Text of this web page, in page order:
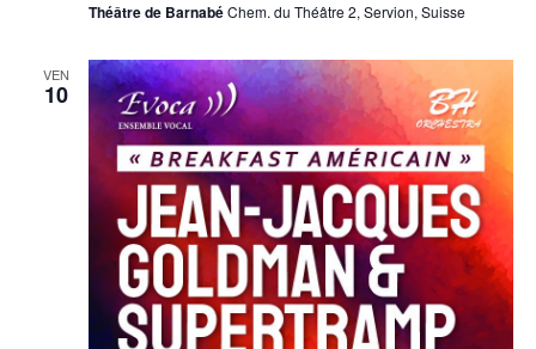
Théâtre de BarnabéChem. du Théâtre 2, Servion, Suisse
VEN
10